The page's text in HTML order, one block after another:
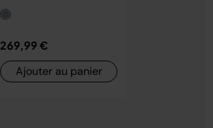
269,99 €
Ajouter au panier